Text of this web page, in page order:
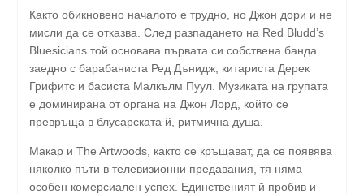
Както обикновено началото е трудно, но Джон дори и не
мисли да се отказва. След разпадането на Red Bludd’s
Bluesicians той основава първата си собствена банда
заедно с барабаниста Ред Дънидж, китариста Дерек
Грифитс и басиста Малкълм Пуул. Музиката на групата
е доминирана от органа на Джон Лорд, който се
превръща в блусарската й, ритмична душа.
Макар и The Artwoods, както се кръщават, да се появява
няколко пъти в телевизионни предавания, тя няма
особен комерсиален успех. Единственият й пробив и